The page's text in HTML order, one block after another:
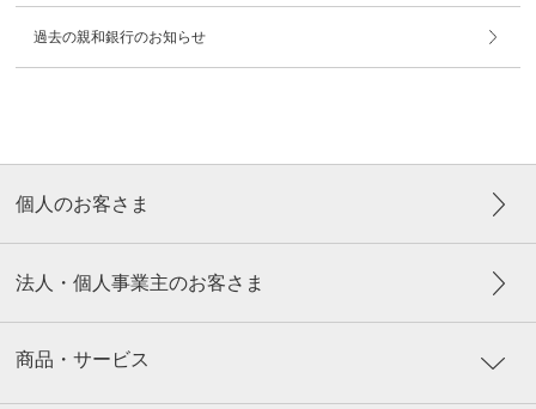
過去の親和銀行のお知らせ
個人のお客さま
法人・個人事業主のお客さま
商品・サービス